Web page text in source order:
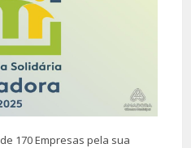
170 Empresas pela sua